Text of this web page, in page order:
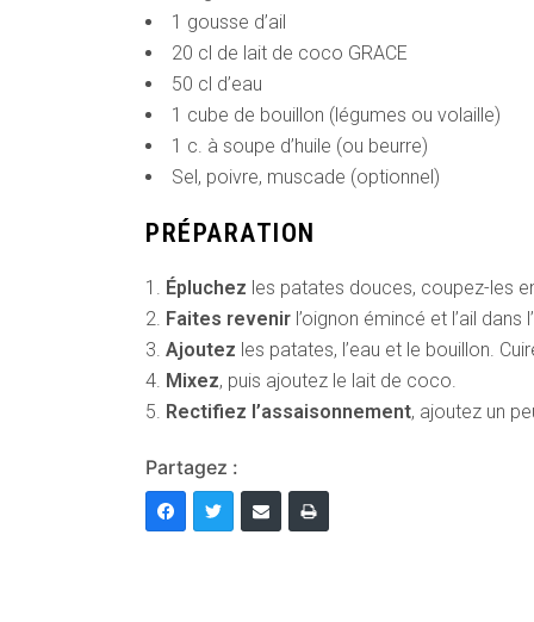
1 gousse d’ail
20 cl de lait de coco GRACE
50 cl d’eau
1 cube de bouillon (légumes ou volaille)
1 c. à soupe d’huile (ou beurre)
Sel, poivre, muscade (optionnel)
PRÉPARATION
Épluchez les patates douces, coupez-les
Faites revenir l’oignon émincé et l’ail dans
Ajoutez les patates, l’eau et le bouillon.
Mixez, puis ajoutez le lait de coco.
Rectifiez l’assaisonnement, ajoutez un
Partagez :